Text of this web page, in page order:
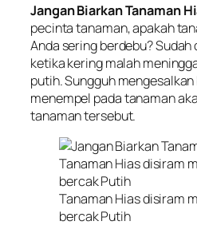
Jangan Biarkan Tanaman
pecinta tanaman, apakah
Anda sering berdebu?
ketika kering malah
putih. Sungguh
menempel pada tanaman
tanaman tersebut.
Tanaman Hias disiram
bercak Putih